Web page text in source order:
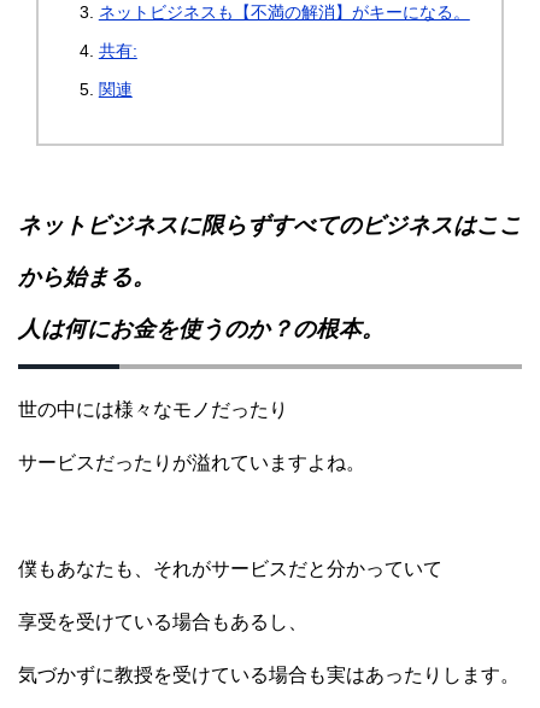
ネットビジネスも【不満の解消】がキーになる。
共有:
関連
ネットビジネスに限らずすべてのビジネスはここ
から始まる。
人は何にお金を使うのか？の根本。
世の中には様々なモノだったり
サービスだったりが溢れていますよね。
僕もあなたも、 それがサービスだと分かっていて
享受を受けている場合もあるし、
気づかずに教授を受けている場合も実はあったりします。